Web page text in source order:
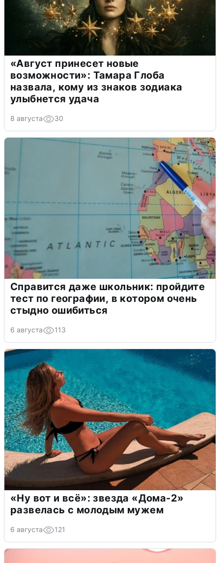
«Август принесет новые
возможности»: Тамара Глоба
назвала, кому из знаков зодиака
улыбнется удача
8 августа 30
Справится даже школьник: пройдите
тест по географии, в котором очень
стыдно ошибиться
6 августа 113
«Ну вот и всё»: звезда «Дома-2»
развелась с молодым мужем
6 августа 121